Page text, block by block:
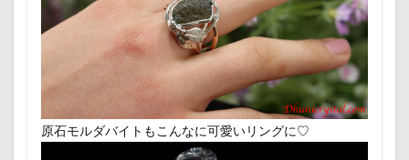
原石モルダバイトもこんなに可愛いリングに♡